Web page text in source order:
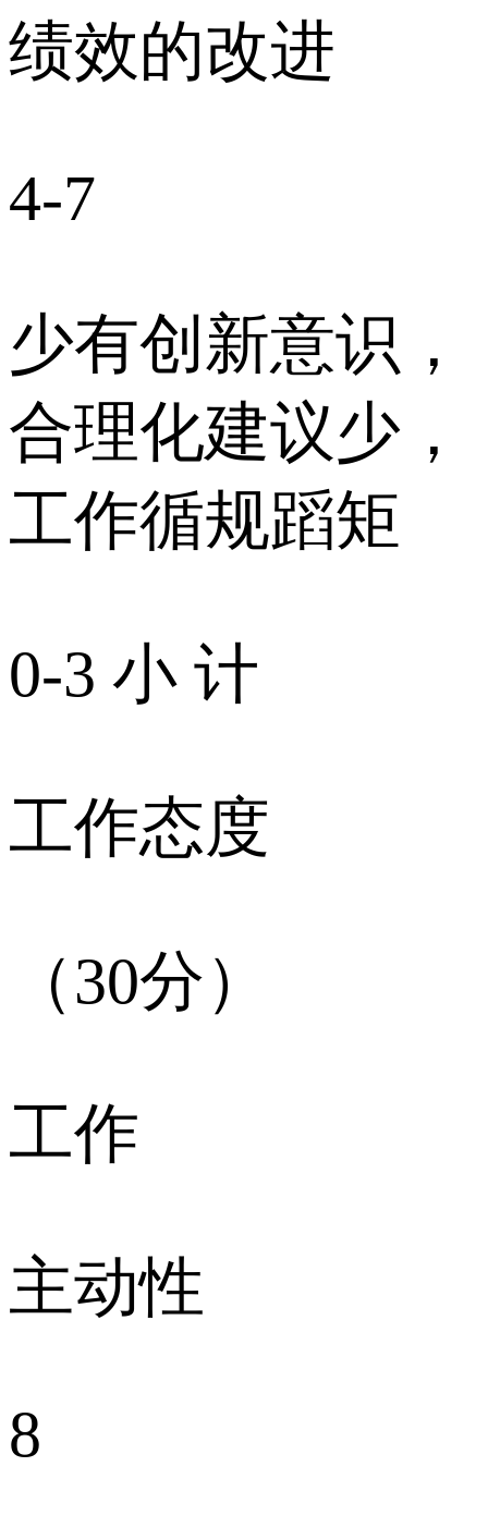
绩效的改进
4-7
少有创新意识，
合理化建议少，
工作循规蹈矩
0-3 小 计
工作态度
（30分）
工作
主动性
8